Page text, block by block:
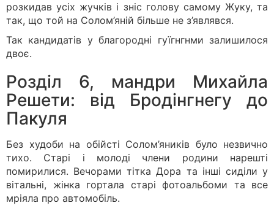
розкидав усіх жучків і зніс голову самому Жуку, та
так, що той на Солом’яній більше не з’являвся.
Так кандидатів у благородні гуїгнгнми залишилося
двоє.
Розділ 6, мандри Михайла
Решети: від Бродінгнегу до
Пакуля
Без худоби на обійсті Солом’яників було незвично
тихо. Старі і молоді члени родини нарешті
помирилися. Вечорами тітка Дора та інші сиділи у
вітальні, жінка гортала старі фотоальбоми та все
мріяла про автомобіль.